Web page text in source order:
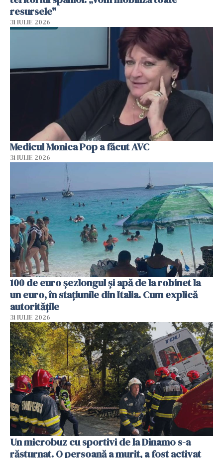
resursele"
31 IULIE 2026
Medicul Monica Pop a făcut AVC
31 IULIE 2026
100 de euro șezlongul și apă de la robinet la
un euro, în stațiunile din Italia. Cum explică
autoritățile
31 IULIE 2026
Un microbuz cu sportivi de la Dinamo s-a
răsturnat. O persoană a murit, a fost activat